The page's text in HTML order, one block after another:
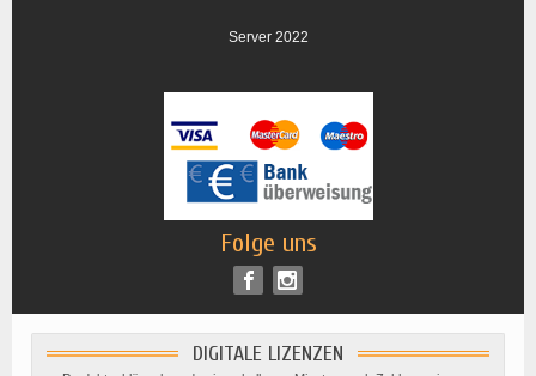
Server 2022
Folge uns
DIGITALE LIZENZEN